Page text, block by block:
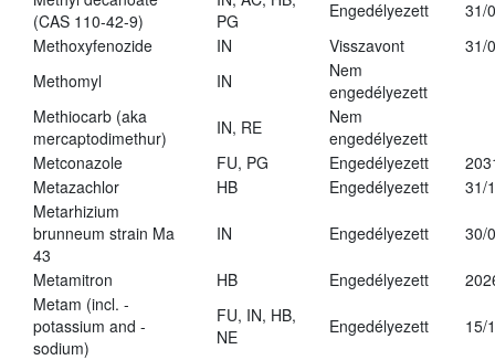
(CAS 110-42-9)
PG
Engedélyezett
31/
Methoxyfenozide
IN Visszavont
31/
Methomyl
IN
Nem
engedélyezett
Methiocarb (aka
mercaptodimethur)
IN, RE
Nem
engedélyezett
Metconazole
FU, PG Engedélyezett
Metazachlor
HB Engedélyezett
31/
Metarhizium
brunneum strain Ma
43
IN Engedélyezett 30/
Metamitron HB Engedélyezett
Metam (incl. -
potassium and -
sodium)
FU, IN, HB,
NE
Engedélyezett 15/